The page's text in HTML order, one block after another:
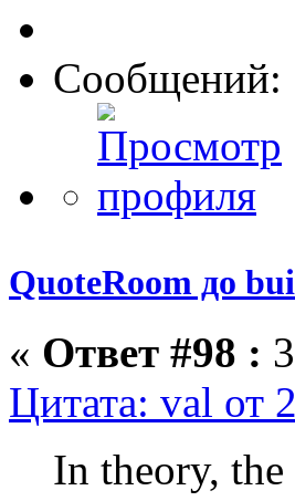
Сообщений:
QuoteRoom до
« Ответ #98 :
Цитата: val от
In theory,